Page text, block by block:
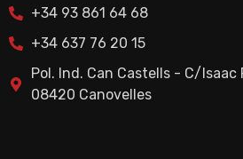
+34 93 861 64 68
+34 637 76 20 15
Pol. Ind. Can Castells - C/Isaac
08420 Canovelles